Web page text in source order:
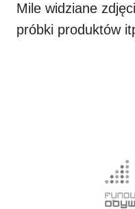
Mile widziane
próbki produktów